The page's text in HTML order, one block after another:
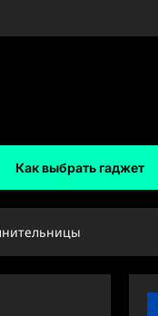
Как выбрать гаджет